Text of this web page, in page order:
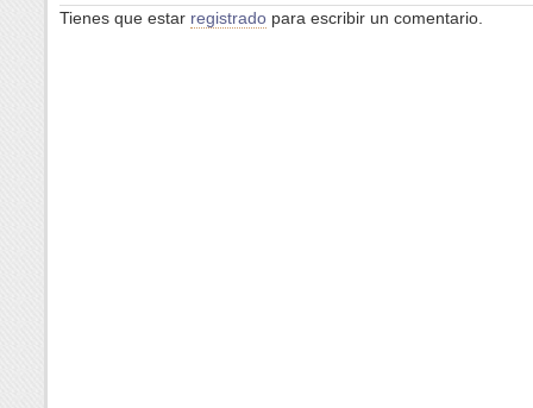
Tienes que estar registrado para escribir un comentario.